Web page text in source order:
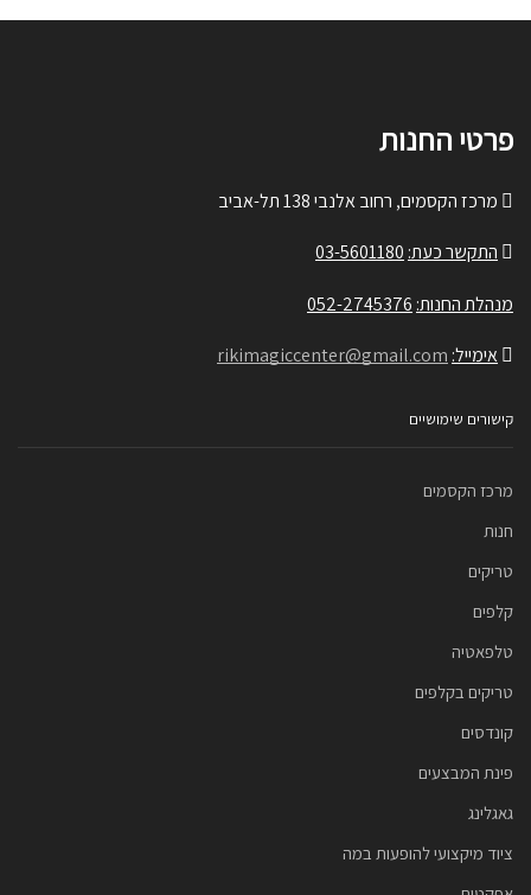
פרטי החנות
מרכז הקסמים, רחוב אלנבי 138 תל-אביב
התקשר כעת: 03-5601180
מנהלת החנות: 052-2745376
אימייל: rikimagiccenter@gmail.com
קישורים שימושיים
מרכז הקסמים
חנות
טריקים
קלפים
טלפאטיה
טריקים בקלפים
קונדסים
פינת המבצעים
גאגלינג
ציוד מיקצועי להופעות במה